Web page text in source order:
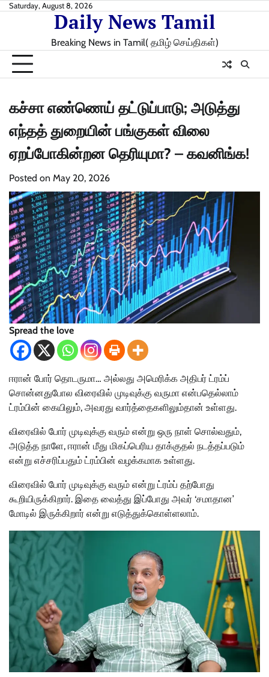
SkipSaturday, August 8, 2026
Daily News Tamil
Breaking News in Tamil( தமிழ் செய்திகள்)
கச்சா எண்ணெய் தட்டுப்பாடு; அடுத்து
எந்தத் துறையின் பங்குகள் விலை
ஏறப்போகின்றன தெரியுமா? – கவனிங்க!
Posted on May 20, 2026
Spread the love
ஈரான் போர் தொடருமா… அல்லது அமெரிக்க அதிபர் ட்ரம்ப்
சொன்னதுபோல விரைவில் முடிவுக்கு வருமா என்பதெல்லாம்
ட்ரம்பின் கையிலும், அவரது வார்த்தைகளிலும்தான் உள்ளது.
விரைவில் போர் முடிவுக்கு வரும் என்று ஒரு நாள் சொல்வதும்,
அடுத்த நாளே, ஈரான் மீது மிகப்பெரிய தாக்குதல் நடத்தப்படும்
என்று எச்சரிப்பதும் ட்ரம்பின் வழக்கமாக உள்ளது.
விரைவில் போர் முடிவுக்கு வரும் என்று ட்ரம்ப் தற்போது
கூறியிருக்கிறார். இதை வைத்து இப்போது அவர் ‘சமாதான’
மோடில் இருக்கிறார் என்று எடுத்துக்கொள்ளலாம்.